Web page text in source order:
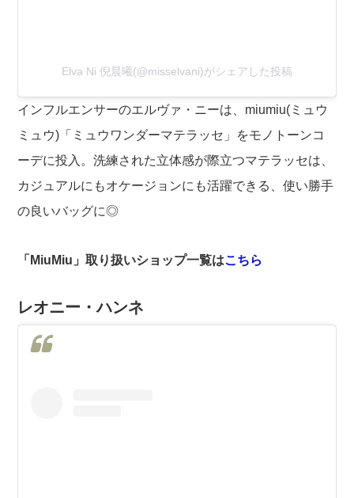
Elva Ni 倪晨曦(@misselvani)がシェアした投稿
インフルエンサーのエルヴァ・ニーは、miumiu(ミュウ
ミュウ)「ミュウワンダーマテラッセ」をモノトーンコ
ーデに投入。洗練された立体感が際立つマテラッセは、
カジュアルにもオケージョンにも活躍できる、使い勝手
の良いバッグに◎
「MiuMiu」取り扱いショップ一覧はこちら
レオニー・ハンネ